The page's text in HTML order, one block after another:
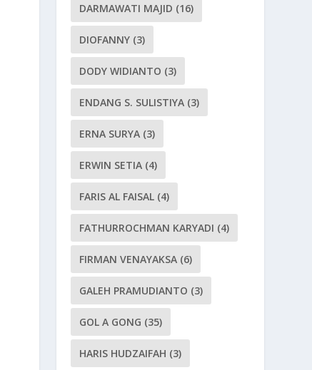
DARMAWATI MAJID (16)
DIOFANNY (3)
DODY WIDIANTO (3)
ENDANG S. SULISTIYA (3)
ERNA SURYA (3)
ERWIN SETIA (4)
FARIS AL FAISAL (4)
FATHURROCHMAN KARYADI (4)
FIRMAN VENAYAKSA (6)
GALEH PRAMUDIANTO (3)
GOL A GONG (35)
HARIS HUDZAIFAH (3)